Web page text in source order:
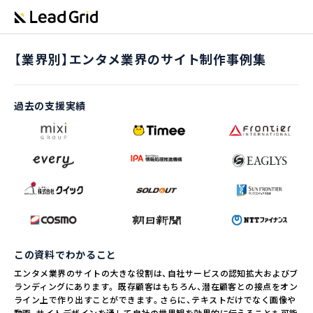
【業界別】エンタメ業界のサイト制作事例集
過去の支援実績
この資料でわかること
エンタメ業界のサイトの大きな役割は、自社サービスの認知拡大およびブ
ランディングにあります。 既存顧客はもちろん、潜在顧客との接点をオン
ライン上で作り出すことができます。さらに、テキストだけでなく画像や